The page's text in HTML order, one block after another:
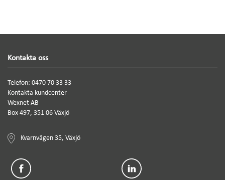
Kontakta oss
Telefon: 0470 70 33 33
Kontakta kundcenter
Wexnet AB
Box 497, 351 06 Växjö
Kvarnvägen 35, Växjö